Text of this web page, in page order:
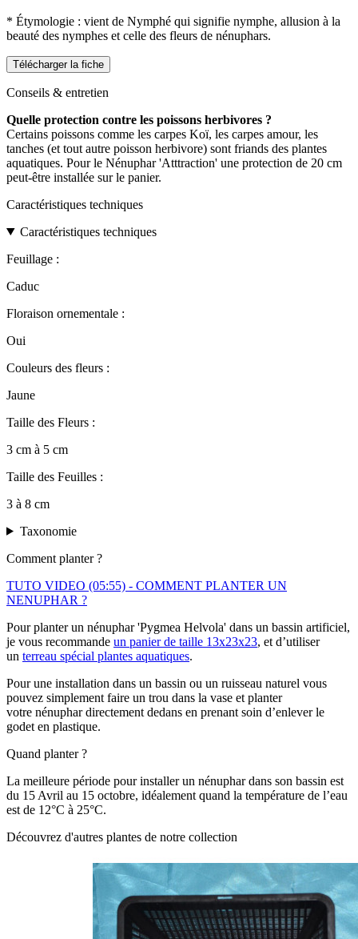
* Étymologie : vient de Nymphé qui signifie nymphe, allusion à la
beauté des nymphes et celle des fleurs de nénuphars.
Télécharger la fiche
Conseils & entretien
Quelle protection contre les poissons herbivores ?
Certains poissons comme les carpes Koï, les carpes amour, les
tanches (et tout autre poisson herbivore) sont friands des plantes
aquatiques. Pour le Nénuphar 'Atttraction' une protection de 20 cm
peut-être installée sur le panier.
Caractéristiques techniques
Caractéristiques techniques
Feuillage :
Caduc
Floraison ornementale :
Oui
Couleurs des fleurs :
Jaune
Taille des Fleurs :
3 cm à 5 cm
Taille des Feuilles :
3 à 8 cm
Taxonomie
Comment planter ?
TUTO VIDEO (05:55) - COMMENT PLANTER UN
NENUPHAR ?
Pour planter un nénuphar 'Pygmea Helvola' dans un bassin artificiel,
je vous recommande un panier de taille 13x23x23, et d’utiliser
un terreau spécial plantes aquatiques.
Pour une installation dans un bassin ou un ruisseau naturel vous
pouvez simplement faire un trou dans la vase et planter
votre nénuphar directement dedans en prenant soin d’enlever le
godet en plastique.
Quand planter ?
La meilleure période pour installer un nénuphar dans son bassin est
du 15 Avril au 15 octobre, idéalement quand la température de l’eau
est de 12°C à 25°C.
Découvrez d'autres plantes de notre collection